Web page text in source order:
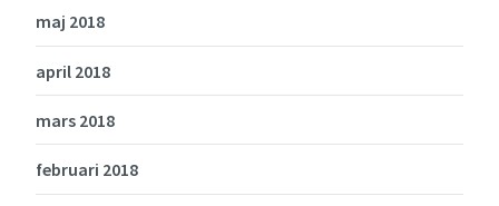
maj 2018
april 2018
mars 2018
februari 2018